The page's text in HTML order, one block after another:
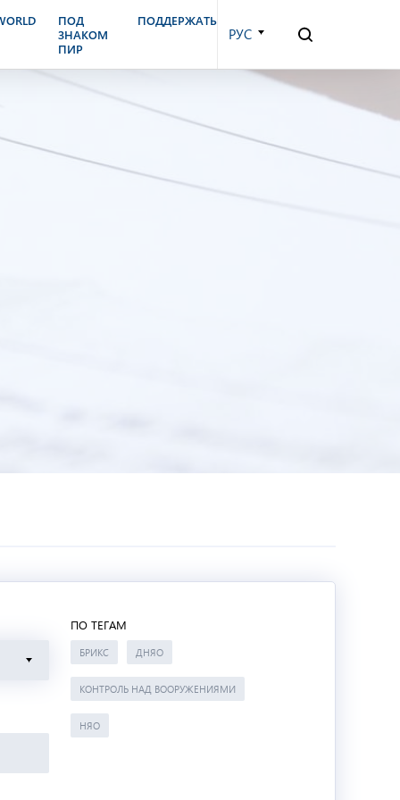
ПОД
ЗНАКОМ
ПИР
ПОДДЕРЖАТЬ
РУС
ПО ТЕГАМ
БРИКС ДНЯО
КОНТРОЛЬ НАД ВООРУЖЕНИЯМИ
НЯО